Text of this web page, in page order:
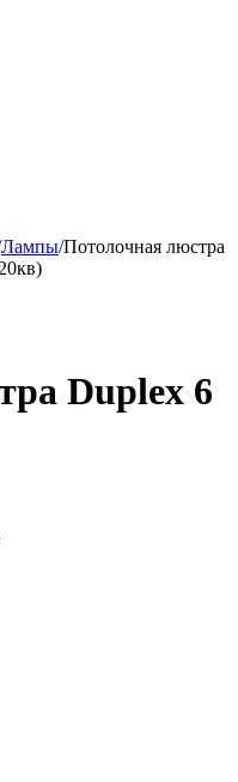
Лампы/Потолочная люстра
Duplex 6